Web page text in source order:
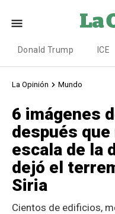
Donald Trump ICE
La Opinión Mundo
6 imágenes
después
escala de la
dejó el
Siria
Cientos de edificios,